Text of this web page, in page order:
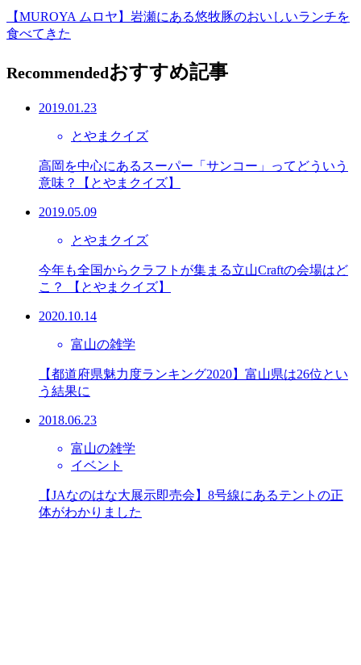
【MUROYA ムロヤ】岩瀬にある悠牧豚のおいしいランチを
食べてきた
Recommendedおすすめ記事
2019.01.23
とやまクイズ
高岡を中心にあるスーパー「サンコー」ってどういう
意味？【とやまクイズ】
2019.05.09
とやまクイズ
今年も全国からクラフトが集まる立山Craftの会場はど
こ？ 【とやまクイズ】
2020.10.14
富山の雑学
【都道府県魅力度ランキング2020】富山県は26位とい
う結果に
2018.06.23
富山の雑学
イベント
【JAなのはな大展示即売会】8号線にあるテントの正
体がわかりました